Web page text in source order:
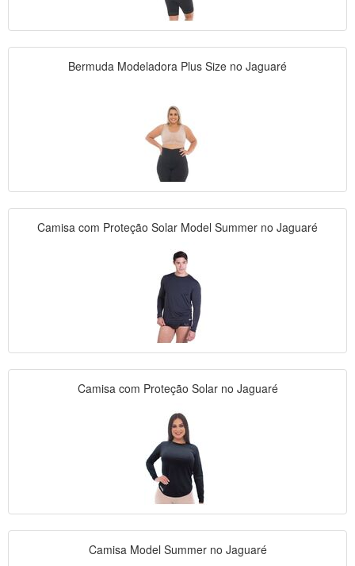
Bermuda Modeladora Plus Size no Jaguaré
Camisa com Proteção Solar Model Summer no Jaguaré
Camisa com Proteção Solar no Jaguaré
Camisa Model Summer no Jaguaré